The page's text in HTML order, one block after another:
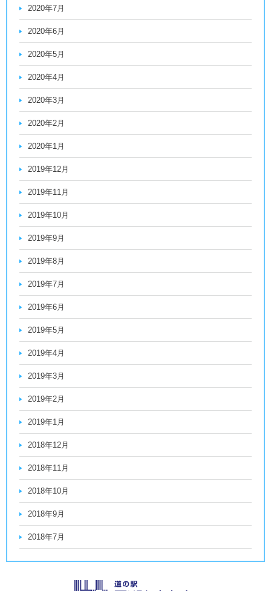
2020年7月
2020年6月
2020年5月
2020年4月
2020年3月
2020年2月
2020年1月
2019年12月
2019年11月
2019年10月
2019年9月
2019年8月
2019年7月
2019年6月
2019年5月
2019年4月
2019年3月
2019年2月
2019年1月
2018年12月
2018年11月
2018年10月
2018年9月
2018年7月